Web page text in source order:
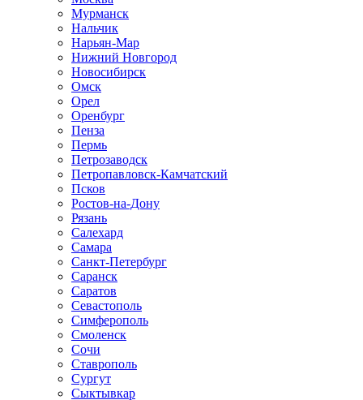
Мурманск
Нальчик
Нарьян-Мар
Нижний Новгород
Новосибирск
Омск
Орел
Оренбург
Пенза
Пермь
Петрозаводск
Петропавловск-Камчатский
Псков
Ростов-на-Дону
Рязань
Салехард
Самара
Санкт-Петербург
Саранск
Саратов
Севастополь
Симферополь
Смоленск
Сочи
Ставрополь
Сургут
Сыктывкар